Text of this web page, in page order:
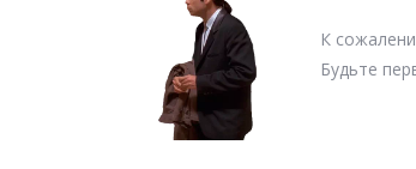
К
Будьте